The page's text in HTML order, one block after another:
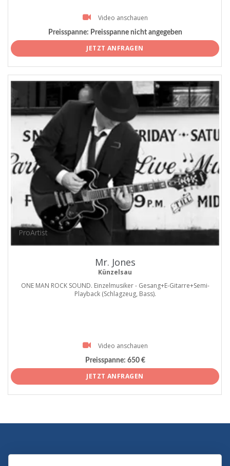
Video anschauen
Preisspanne: Preisspanne nicht angegeben
JETZT ANFRAGEN
ProArtist
Mr. Jones
Künzelsau
ONE MAN ROCK SOUND. Einzelmusiker - Gesang+E-Gitarre+Semi-
Playback (Schlagzeug, Bass).
Video anschauen
Preisspanne: 650 €
JETZT ANFRAGEN